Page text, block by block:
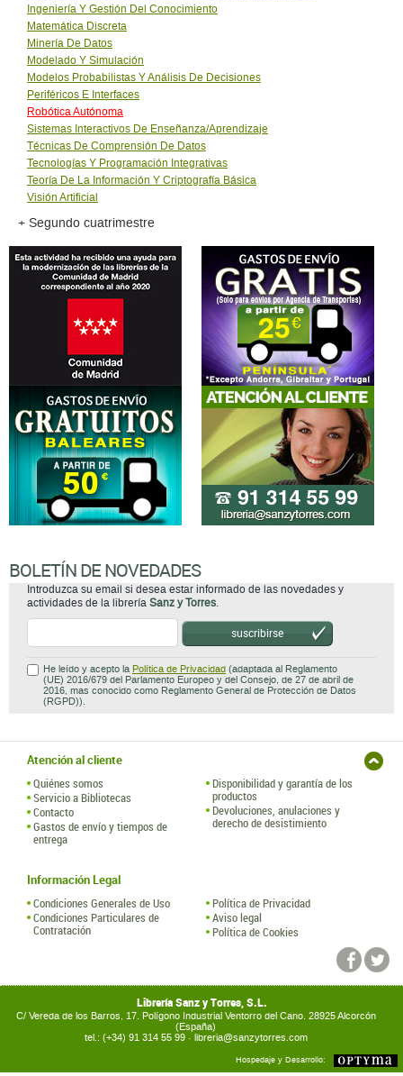
Ingeniería Y Gestión Del Conocimiento
Matemática Discreta
Minería De Datos
Modelado Y Simulación
Modelos Probabilistas Y Análisis De Decisiones
Periféricos E Interfaces
Robótica Autónoma
Sistemas Interactivos De Enseñanza/Aprendizaje
Técnicas De Comprensión De Datos
Tecnologías Y Programación Integrativas
Teoría De La Información Y Criptografía Básica
Visión Artificial
+ Segundo cuatrimestre
BOLETÍN DE NOVEDADES
Introduzca su email si desea estar informado de las novedades y
actividades de la librería Sanz y Torres.
suscribirse
He leído y acepto la Política de Privacidad (adaptada al Reglamento
(UE) 2016/679 del Parlamento Europeo y del Consejo, de 27 de abril de
2016, mas conocido como Reglamento General de Protección de Datos
(RGPD)).
Atención al cliente
Quiénes somos
Servicio a Bibliotecas
Contacto
Gastos de envío y tiempos de
entrega
Disponibilidad y garantía de los
productos
Devoluciones, anulaciones y
derecho de desistimiento
Información Legal
Condiciones Generales de Uso
Condiciones Particulares de
Contratación
Política de Privacidad
Aviso legal
Política de Cookies
Librería Sanz y Torres, S.L.
C/ Vereda de los Barros, 17. Polígono Industrial Ventorro del Cano. 28925 Alcorcón
(España)
tel.: (+34) 91 314 55 99 · libreria@sanzytorres.com
Hospedaje y Desarrollo: